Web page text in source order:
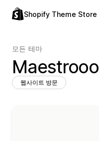
Shopify Theme Store
모든 테마
Maestrooo
웹사이트 방문